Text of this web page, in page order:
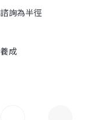
詢為半徑
成